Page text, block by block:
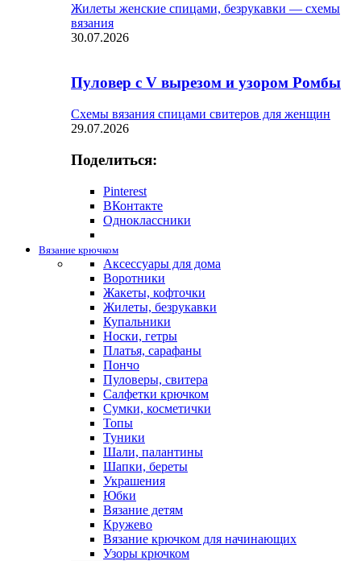
Жилеты женские спицами, безрукавки — схемы
вязания
30.07.2026
Пуловер с V вырезом и узором Ромбы
Схемы вязания спицами свитеров для женщин
29.07.2026
Поделиться:
Pinterest
ВКонтакте
Одноклассники
Вязание крючком
Аксессуары для дома
Воротники
Жакеты, кофточки
Жилеты, безрукавки
Купальники
Носки, гетры
Платья, сарафаны
Пончо
Пуловеры, свитера
Салфетки крючком
Сумки, косметички
Топы
Туники
Шали, палантины
Шапки, береты
Украшения
Юбки
Вязание детям
Кружево
Вязание крючком для начинающих
Узоры крючком